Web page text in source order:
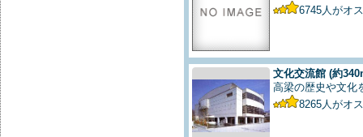
6745 人がオ
文化交流館 (約
高梁の歴史や文
8265 人がオ